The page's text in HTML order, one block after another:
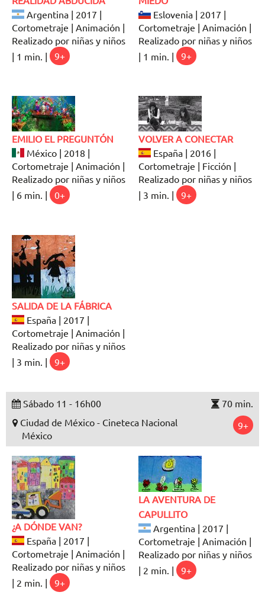
Argentina | 2017 |
Cortometraje | Animación |
Realizado por niñas y niños
| 1 min. |
9+
Eslovenia | 2017 |
Cortometraje | Animación |
Realizado por niñas y niños
| 1 min. |
9+
EMILIO EL PREGUNTÓN
México | 2018 |
Cortometraje | Animación |
Realizado por niñas y niños
| 6 min. |
0+
VOLVER A CONECTAR
España | 2016 |
Cortometraje | Ficción |
Realizado por niñas y niños
| 3 min. |
9+
SALIDA DE LA FÁBRICA
España | 2017 |
Cortometraje | Animación |
Realizado por niñas y niños
| 3 min. |
9+
Sábado 11 - 16h00
70 min.
Ciudad de México - Cineteca Nacional
México
9+
¿A DÓNDE VAN?
España | 2017 |
Cortometraje | Animación |
Realizado por niñas y niños
| 2 min. |
9+
LA AVENTURA DE
CAPULLITO
Argentina | 2017 |
Cortometraje | Animación |
Realizado por niñas y niños
| 2 min. |
9+